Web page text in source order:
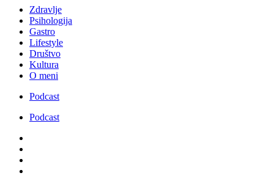
Zdravlje
Psihologija
Gastro
Lifestyle
Društvo
Kultura
O meni
Podcast
Podcast